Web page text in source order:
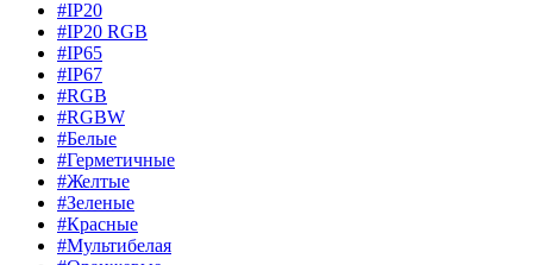
#IP20
#IP20 RGB
#IP65
#IP67
#RGB
#RGBW
#Белые
#Герметичные
#Желтые
#Зеленые
#Красные
#Мультибелая